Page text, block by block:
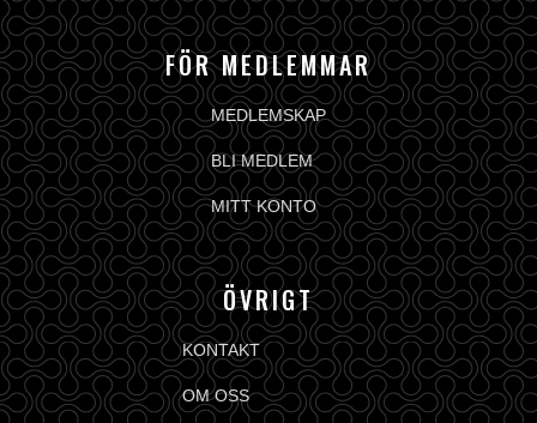
FÖR MEDLEMMAR
MEDLEMSKAP
BLI MEDLEM
MITT KONTO
ÖVRIGT
KONTAKT
OM OSS